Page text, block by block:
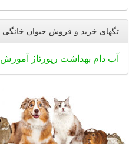
تگهای خرید و فروش حیوان خانگی
آب دام بهداشت رپورتاژ آموزش